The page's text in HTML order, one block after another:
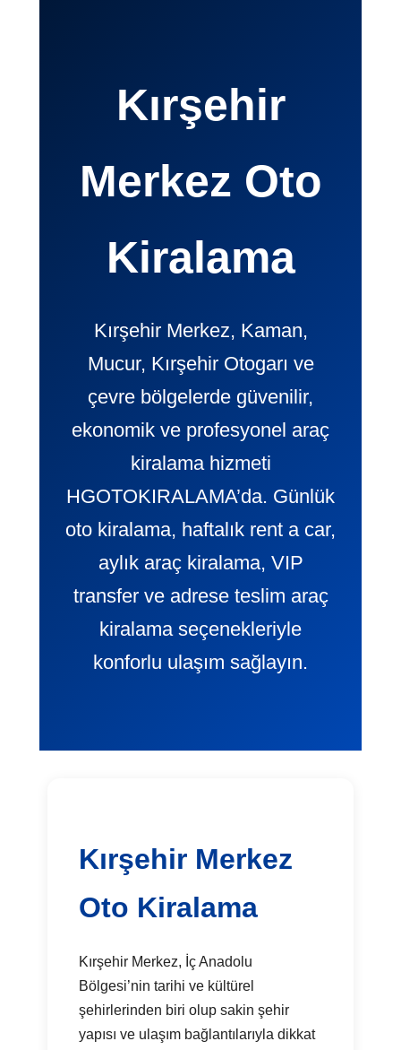
Kırşehir
Merkez Oto
Kiralama
Kırşehir Merkez, Kaman,
Mucur, Kırşehir Otogarı ve
çevre bölgelerde güvenilir,
ekonomik ve profesyonel araç
kiralama hizmeti
HGOTOKIRALAMA’da. Günlük
oto kiralama, haftalık rent a car,
aylık araç kiralama, VIP
transfer ve adrese teslim araç
kiralama seçenekleriyle
konforlu ulaşım sağlayın.
Kırşehir Merkez
Oto Kiralama
Kırşehir Merkez, İç Anadolu
Bölgesi’nin tarihi ve kültürel
şehirlerinden biri olup sakin şehir
yapısı ve ulaşım bağlantılarıyla dikkat